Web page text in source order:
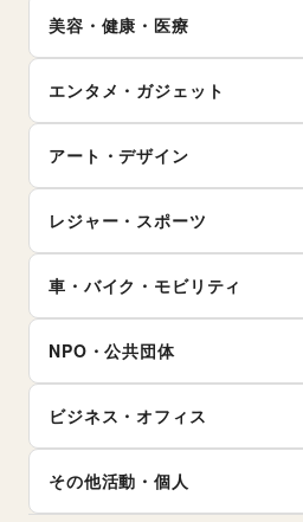
古着
その他ファッション
キッチンカー・移動販売
野菜・果物・生鮮食品
その他フード・飲食
花・盆栽・ドライフラワー
犬・猫・ペット
日用雑貨
食器・陶磁器
その他インテリア・生活雑貨
リサイクル雑貨・古本
冠婚葬祭
資格・習い事
リフォーム
住宅（購入・賃貸）
たばこ
修理・メンテナンス
就職・転職・求人
住宅ローン
証券・FX
不動産投資
その他金融サービス
ランドセル
学習教材・通信教育
子供向け教室・レッスン
塾・家庭教師
おもちゃ・絵本
その他子育て・教育
美容・健康・医療
ダイエット・健康グッズ
美容・コスメ・香水
ヘアケア・シャンプー
美容家電
ヘアサロン・ネイルサロン
マッサージ・整体
女性用品・フェムテック
コンタクトレンズ
医療・医薬品
その他美容・健康
エンタメ・ガジェット
スマホアクセサリー
ガジェット
ゲーム
アニメ
コミック・マンガ
アイドル・芸能人
CD・DVD・本・雑誌
Webメディア・アプリ
テレビ・ドラマ
映画
音楽・ライブ
演劇
占い
アート・デザイン
写真・イラストレーション
立体作品・彫刻
その他アート・デザイン
レジャー・スポーツ
キャンプ・アウトドア
野球
サッカー
バスケットボール
ゴルフ
その他レジャー・スポーツ
車・バイク・モビリティ
バイク・オートバイ
自転車・ロードバイク
マイクロモビリティ
その他車・バイク・モビリティ
NPO・公共団体
外国団体・大使館
募金・寄付
NPO・ボランティア活動
その他NPO・公共団体
ビジネス・オフィス
オフィス家具・OA機器
イベント企画・運営
その他活動・個人